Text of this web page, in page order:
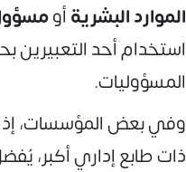
الموارد البشريةأو
استخدام أحد
المسؤوليات.
وفي بعض المؤسسات، إذا
ذات طابع إداري أكبر،